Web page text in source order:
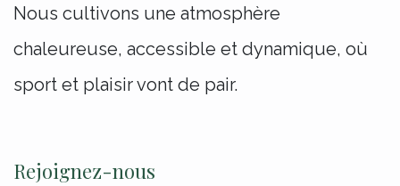
Nous cultivons une atmosphère
chaleureuse, accessible et dynamique, où
sport et plaisir vont de pair.
Rejoignez-nous